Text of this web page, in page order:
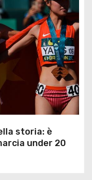
storia: è
under 20